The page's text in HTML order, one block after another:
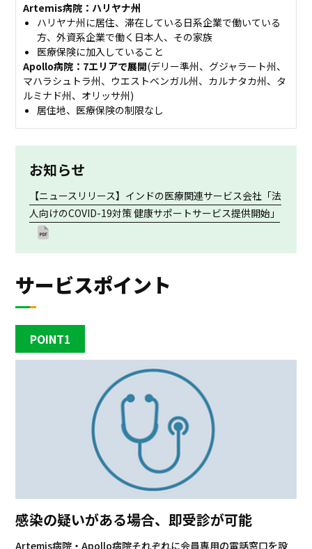
Artemis病院：ハリヤナ州
ハリヤナ州に居住、滞在している日系企業で働いている
方、外資系企業で働く日本人、その家族
医療保険に加入していること
Apollo病院：7エリアで展開(デリー準州、グジャラート州、
マハラシュトラ州、ウエストベンガル州、カルナタカ州、タ
ルミナド州、オリッサ州)
居住地、医療保険の制限なし
お知らせ
【ニュースリリース】インドの医療関連サービス会社「法
人向けのCOVID-19対策 健康サポートサービス提供開始」
サービスポイント
POINT1
感染の疑いがある場合、即受診が可能
Artemis病院・Apollo病院それぞれに会員専用の電話窓口を設